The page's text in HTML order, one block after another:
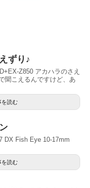
ずり♪
Z850 アカハラのさえ
聞こえるんですけど、あ
を読む
DX Fish Eye 10-17mm
を読む